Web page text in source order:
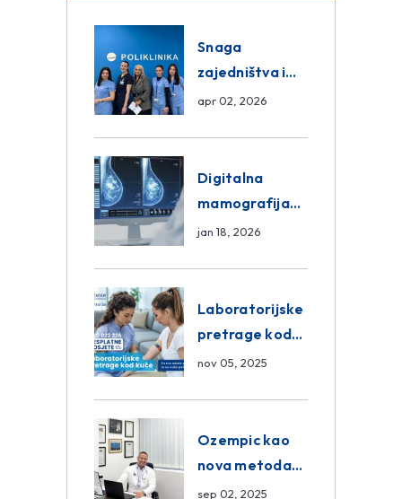
Snaga
zajedništva i
razmjena
Group
apr 02, 2026
Digitalna
mamografija
Sarajevo –
Centar
Poliklinika
jan 18, 2026
Laboratorijske
pretrage kod
kuće – novo u
Poliklinici
nov 05, 2025
Ozempic kao
nova metoda
mršavljenja: da
sep 02, 2025